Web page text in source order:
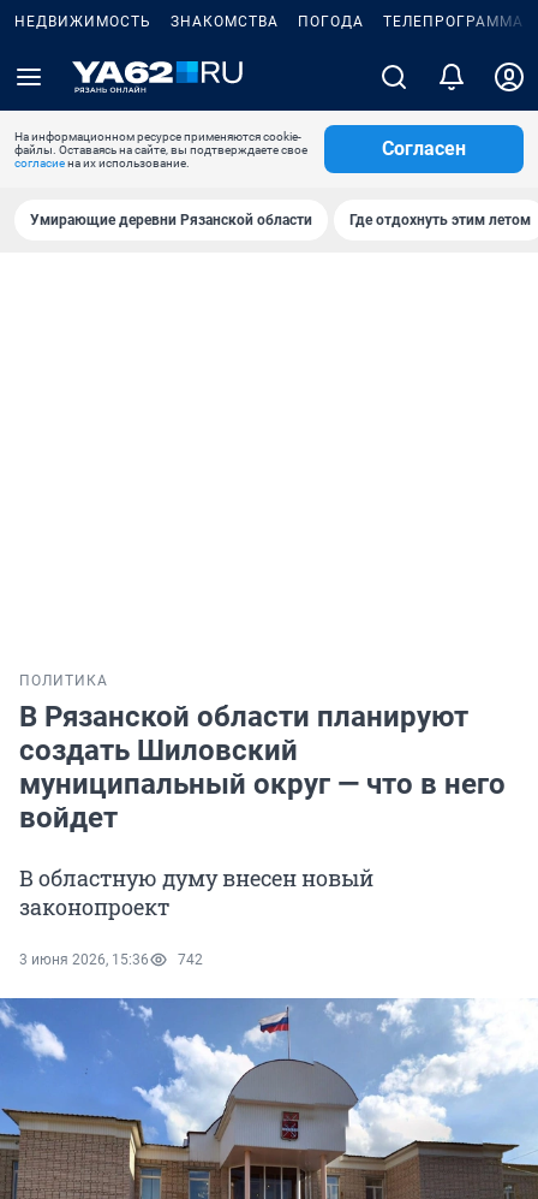
НЕДВИЖИМОСТЬ ЗНАКОМСТВА ПОГОДА ТЕЛЕПРОГРАММА
На информационном ресурсе применяются cookie-
файлы. Оставаясь на сайте, вы подтверждаете свое
согласиена их использование.
Согласен
Умирающие деревни Рязанской области Где отдохнуть этим летом
ПОЛИТИКА
В Рязанской области планируют
создать Шиловский
муниципальный округ — что в него
войдет
В областную думу внесен новый
законопроект
3 июня 2026, 15:36 742